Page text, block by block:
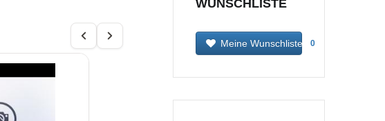
WUNSCHLISTE
Meine Wunschliste 0